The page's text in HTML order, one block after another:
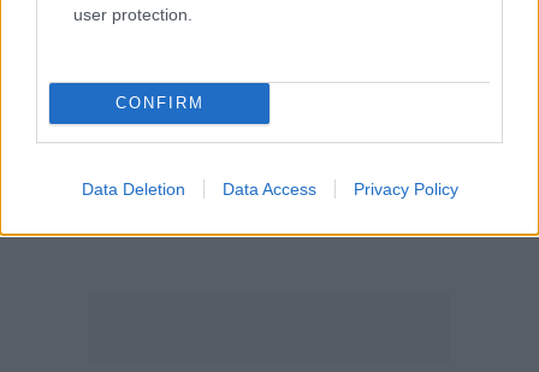
user protection.
CONFIRM
Data Deletion Data Access Privacy Policy
Tel: +421 919 222 777
email:obchod@dvere.eu
Kategória: Dvere, brány
Zdieľať článok